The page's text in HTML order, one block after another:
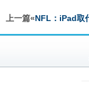
上一篇«NFL：iPad取